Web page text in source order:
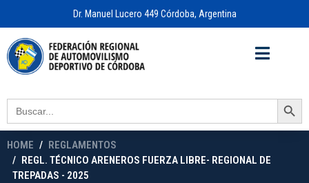
Dr. Manuel Lucero 449 Córdoba, Argentina
Search
for:
Search Button
HOME
REGLAMENTOS
REGL. TÉCNICO ARENEROS FUERZA LIBRE- REGIONAL DE
TREPADAS - 2025